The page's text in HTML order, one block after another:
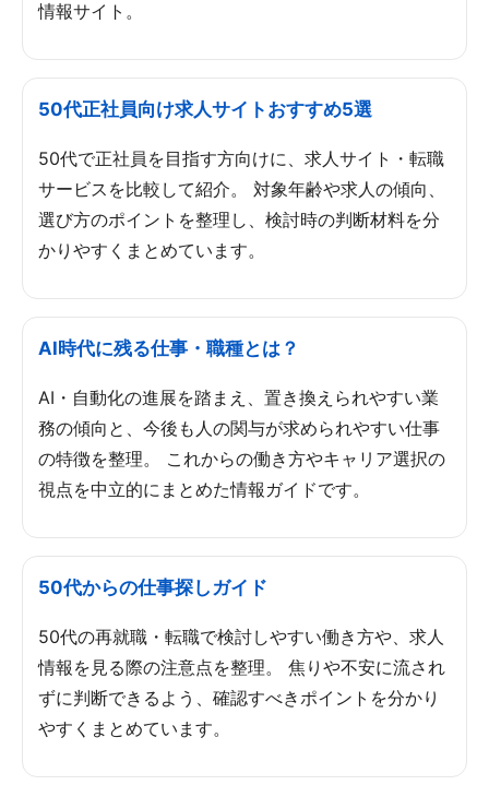
情報サイト。
50代正社員向け求人サイトおすすめ5選
50代で正社員を目指す方向けに、求人サイト・転職
サービスを比較して紹介。 対象年齢や求人の傾向、
選び方のポイントを整理し、検討時の判断材料を分
かりやすくまとめています。
AI時代に残る仕事・職種とは？
AI・自動化の進展を踏まえ、置き換えられやすい業
務の傾向と、今後も人の関与が求められやすい仕事
の特徴を整理。 これからの働き方やキャリア選択の
視点を中立的にまとめた情報ガイドです。
50代からの仕事探しガイド
50代の再就職・転職で検討しやすい働き方や、求人
情報を見る際の注意点を整理。 焦りや不安に流され
ずに判断できるよう、確認すべきポイントを分かり
やすくまとめています。